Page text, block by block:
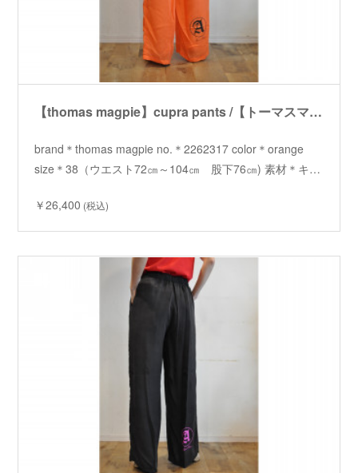
【thomas magpie】cupra pants /【トーマスマグパイ】キュプラパンツ
brand＊thomas magpie no.＊2262317 color＊orange
size＊38（ウエスト72㎝～104㎝ 股下76㎝) 素材＊キ…
￥26,400 (税込)